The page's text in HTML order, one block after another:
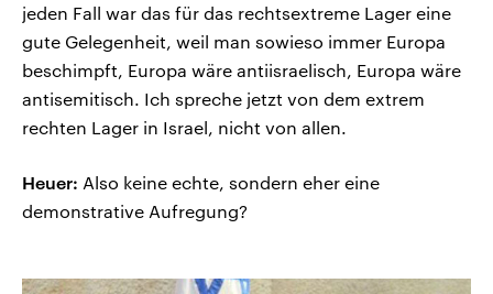
jeden Fall war das für das rechtsextreme Lager eine
gute Gelegenheit, weil man sowieso immer Europa
beschimpft, Europa wäre antiisraelisch, Europa wäre
antisemitisch. Ich spreche jetzt von dem extrem
rechten Lager in Israel, nicht von allen.
Heuer: Also keine echte, sondern eher eine
demonstrative Aufregung?